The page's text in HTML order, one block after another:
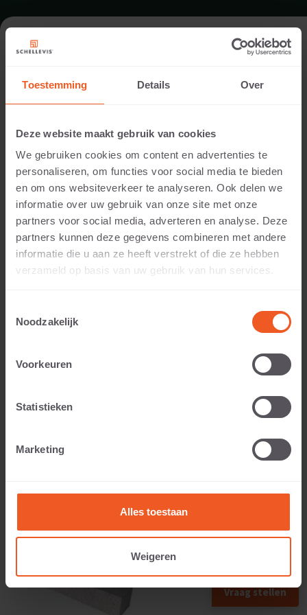
Toestemming Details Over
Deze website maakt gebruik van cookies
We gebruiken cookies om content en advertenties te
personaliseren, om functies voor social media te bieden
en om ons websiteverkeer te analyseren. Ook delen we
informatie over uw gebruik van onze site met onze
partners voor social media, adverteren en analyse. Deze
partners kunnen deze gegevens combineren met andere
informatie die u aan ze heeft verstrekt of die ze hebben
verzameld op basis van uw gebruik van hun services.
Noodzakelijk
Voorkeuren
Statistieken
Marketing
Alles toestaan
Weigeren
FORMAT - STAPELELEMENTE
SORTIMENT STAPELELEMENTE
12 CM DICKE
Anwendbar auf:
Gewicht:
Vraag stellen